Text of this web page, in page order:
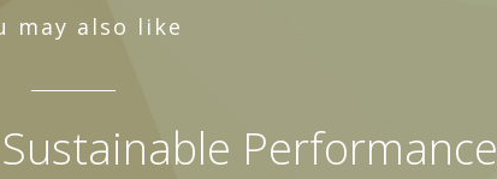
may also like
Performance